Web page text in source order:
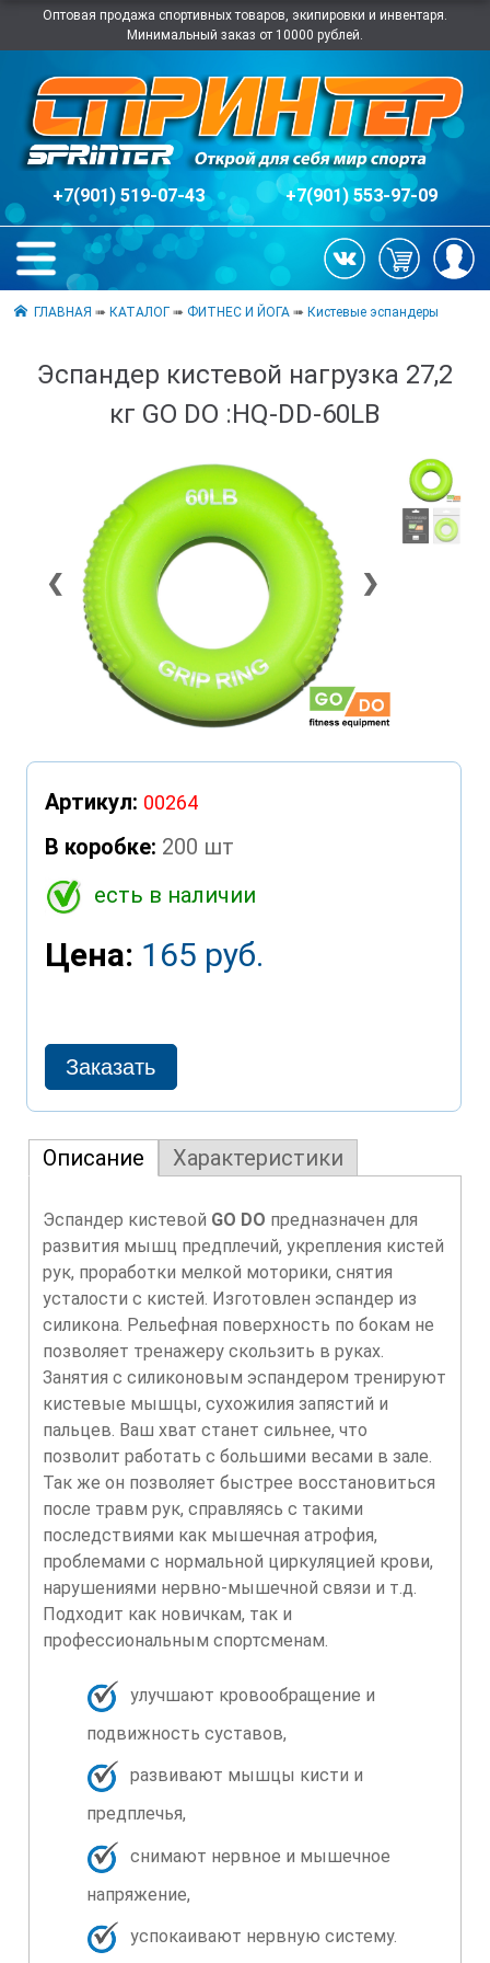
Оптовая продажа спортивных товаров, экипировки и инвентаря.
Минимальный заказ от 10000 рублей.
+7(901) 519-07-43 +7(901) 553-97-09
ГЛАВНАЯ ➠КАТАЛОГ ➠ ФИТНЕС И ЙОГА ➠Кистевые эспандеры
Эспандер кистевой нагрузка 27,2
кг GO DO :HQ-DD-60LB
❮ ❯
Артикул: 00264
В коробке: 200 шт
есть в наличии
Цена: 165 руб.
Описание Характеристики
Эспандер кистевой GO DO предназначен для
развития мышц предплечий, укрепления кистей
рук, проработки мелкой моторики, снятия
усталости с кистей. Изготовлен эспандер из
силикона. Рельефная поверхность по бокам не
позволяет тренажеру скользить в руках.
Занятия с силиконовым эспандером тренируют
кистевые мышцы, сухожилия запястий и
пальцев. Ваш хват станет сильнее, что
позволит работать с большими весами в зале.
Так же он позволяет быстрее восстановиться
после травм рук, справляясь с такими
последствиями как мышечная атрофия,
проблемами с нормальной циркуляцией крови,
нарушениями нервно-мышечной связи и т.д.
Подходит как новичкам, так и
профессиональным спортсменам.
улучшают кровообращение и
подвижность суставов,
развивают мышцы кисти и
предплечья,
снимают нервное и мышечное
напряжение,
успокаивают нервную систему.